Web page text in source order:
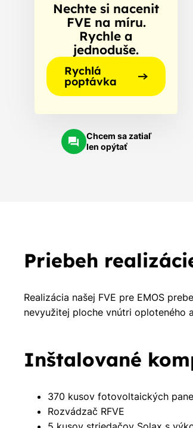
Nechte si nacenit
FVE na míru.
Rychle a
jednoduše.
Rychlá
poptávka
Chcem sa zatiaľ
len opýtať
Priebeh
Realizácia našej FVE pre EMOS
nevyužitej ploche vnútri oploteného
Inštalované
370 kusov fotovoltaických
Rozvádzač RFVE